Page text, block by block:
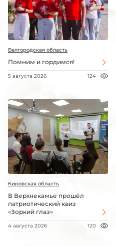
Белгородская область
Помним и гордимся!
5 августа 2026 124
Кировская область
В Верхнекамье прошёл
патриотический квиз
«Зоркий глаз»
4 августа 2026 120